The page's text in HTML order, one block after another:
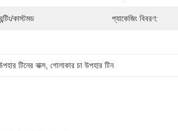
কাস্টমড প্যাকেজিং বিবরণ:
টিনের বাক্স গোলাকার চা উপহার টিন